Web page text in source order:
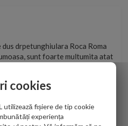
drpetunghiulara Roca Roma
sunt foarte multumita atat
care am colaborat in obtinerea
bine, va doresc!
cookies
utilizează fișiere de tip cookie
experiența